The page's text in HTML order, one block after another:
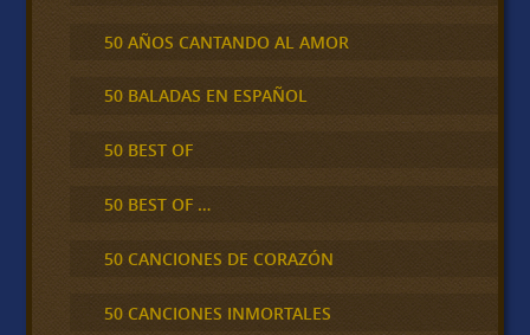
50 AÑOS CANTANDO AL AMOR
50 BALADAS EN ESPAÑOL
50 BEST OF
50 BEST OF …
50 CANCIONES DE CORAZÓN
50 CANCIONES INMORTALES